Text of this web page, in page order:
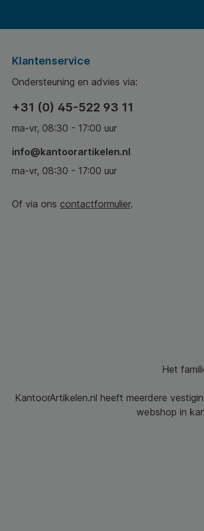
Klantenservice
Ondersteuning en advies via:
+31 (0) 45-522 93 11
ma-vr, 08:30 - 17:00 uur
info@kantoorartikelen.nl
ma-vr, 08:30 - 17:00 uur
Of via ons contactformulier.
Het
KantoorArtikelen.nl heeft meerdere
webshop in